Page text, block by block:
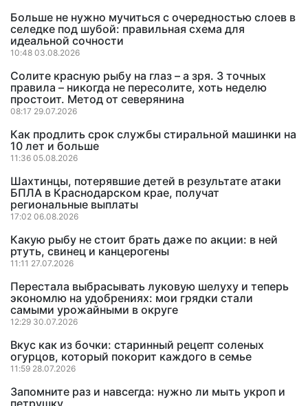
Больше не нужно мучиться с очередностью слоев в
селедке под шубой: правильная схема для
идеальной сочности
10:48 03.08.2026
Солите красную рыбу на глаз – а зря. 3 точных
правила – никогда не пересолите, хоть неделю
простоит. Метод от северянина
08:17 29.07.2026
Как продлить срок службы стиральной машинки на
10 лет и больше
11:36 05.08.2026
Шахтинцы, потерявшие детей в результате атаки
БПЛА в Краснодарском крае, получат
региональные выплаты
17:02 06.08.2026
Какую рыбу не стоит брать даже по акции: в ней
ртуть, свинец и канцерогены
11:11 27.07.2026
Перестала выбрасывать луковую шелуху и теперь
экономлю на удобрениях: мои грядки стали
самыми урожайными в округе
12:29 30.07.2026
Вкус как из бочки: старинный рецепт соленых
огурцов, который покорит каждого в семье
11:59 28.07.2026
Запомните раз и навсегда: нужно ли мыть укроп и
петрушку